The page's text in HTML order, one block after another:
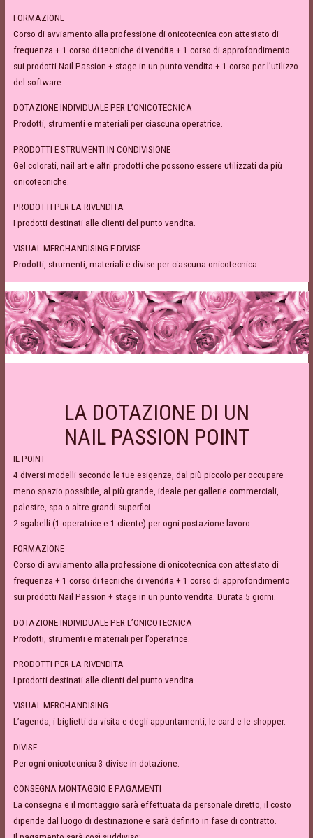
FORMAZIONE
Corso di avviamento alla professione di onicotecnica con attestato di
frequenza + 1 corso di tecniche di vendita + 1 corso di approfondimento
sui prodotti Nail Passion + stage in un punto vendita + 1 corso per l’utilizzo
del software.
DOTAZIONE INDIVIDUALE PER L’ONICOTECNICA
Prodotti, strumenti e materiali per ciascuna operatrice.
PRODOTTI E STRUMENTI IN CONDIVISIONE
Gel colorati, nail art e altri prodotti che possono essere utilizzati da più
onicotecniche.
PRODOTTI PER LA RIVENDITA
I prodotti destinati alle clienti del punto vendita.
VISUAL MERCHANDISING E DIVISE
Prodotti, strumenti, materiali e divise per ciascuna onicotecnica.
LA DOTAZIONE DI UN
NAIL PASSION POINT
IL POINT
4 diversi modelli secondo le tue esigenze, dal più piccolo per occupare
meno spazio possibile, al più grande, ideale per gallerie commerciali,
palestre, spa o altre grandi superfici.
2 sgabelli (1 operatrice e 1 cliente) per ogni postazione lavoro.
FORMAZIONE
Corso di avviamento alla professione di onicotecnica con attestato di
frequenza + 1 corso di tecniche di vendita + 1 corso di approfondimento
sui prodotti Nail Passion + stage in un punto vendita. Durata 5 giorni.
DOTAZIONE INDIVIDUALE PER L’ONICOTECNICA
Prodotti, strumenti e materiali per l’operatrice.
PRODOTTI PER LA RIVENDITA
I prodotti destinati alle clienti del punto vendita.
VISUAL MERCHANDISING
L’agenda, i biglietti da visita e degli appuntamenti, le card e le shopper.
DIVISE
Per ogni onicotecnica 3 divise in dotazione.
CONSEGNA MONTAGGIO E PAGAMENTI
La consegna e il montaggio sarà effettuata da personale diretto, il costo
dipende dal luogo di destinazione e sarà definito in fase di contratto.